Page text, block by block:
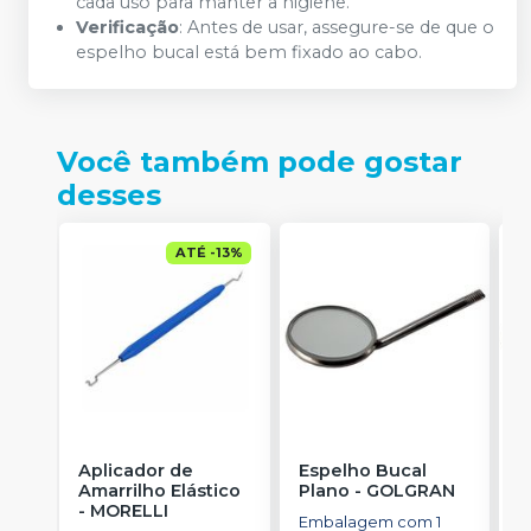
Verificação: Antes de usar, assegure-se de que o
espelho bucal está bem fixado ao cabo.
Você também pode gostar
desses
ATÉ -13%
Aplicador de
Amarrilho Elástico
- MORELLI
Espelho Bucal
Plano - GOLGRAN
Embalagem com 1